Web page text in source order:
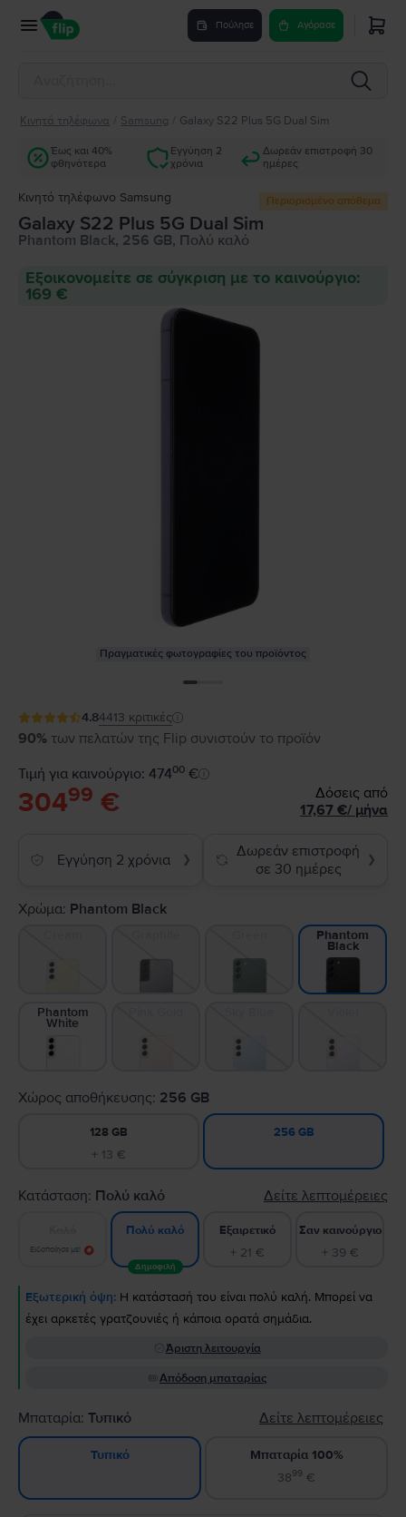
Πούλησε Αγόρασε
Κινητά τηλέφωνα Samsung Galaxy S22 Plus 5G Dual Sim
Έως και 40%
φθηνότερα
Εγγύηση 2
χρόνια
Δωρεάν επιστροφή 30
ημέρες
Κινητό τηλέφωνο Samsung Περιορισμένο απόθεμα
Galaxy S22 Plus 5G Dual Sim
Phantom Black, 256 GB, Πολύ καλό
Εξοικονομείτε σε σύγκριση με το καινούργιο:
169 €
Πραγματικές φωτογραφίες του προϊόντος
4.84413 κριτικές
90% των πελατών της Flip συνιστούν το προϊόν
Τιμή για καινούργιο: 47400 €
30499 €
Δόσεις από
17,67 €/ μήνα
Εγγύηση 2 χρόνια ❯
Δωρεάν επιστροφή
σε 30 ημέρες
❯
Χρώμα: Phantom Black
Phantom
Black
Phantom
White
Χώρος αποθήκευσης: 256 GB
128 GB
+ 13 €
256 GB
Κατάσταση: Πολύ καλό Δείτε λεπτομέρειες
Ειδοποίησε με!
Πολύ καλό
Δημοφιλή
Εξαιρετικό
+ 21 €
Σαν καινούργιο
+ 39 €
Εξωτερική όψη: Η κατάστασή του είναι πολύ καλή. Μπορεί να
έχει αρκετές γρατζουνιές ή κάποια ορατά σημάδια.
Άριστη λειτουργία
Απόδοση μπαταρίας
Μπαταρία: Τυπικό Δείτε λεπτομέρειες
Τυπικό
Μπαταρία 100%
3899 €